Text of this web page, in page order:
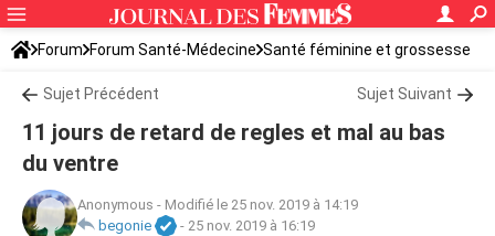
Forum Forum Santé-Médecine Santé féminine et grossesse
Ovulation
Sujet Précédent Sujet Suivant
11 jours de retard de regles et mal au bas
du ventre
Anonymous - Modifié le 25 nov. 2019 à 14:19
begonie
- 25 nov. 2019 à 16:19